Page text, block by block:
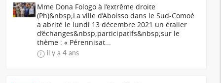
Mme Dona Fologo à l’extrême droite
(Ph)&nbsp;La ville d’Aboisso dans le Sud-Comoé
a abrité le lundi 13 décembre 2021 un étalier
d’échanges&nbsp;participatifs&nbsp;sur le
thème : « Pérennisat...
il y a 4 ans